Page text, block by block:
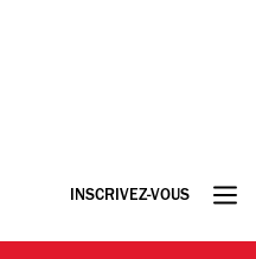
INSCRIVEZ-VOUS